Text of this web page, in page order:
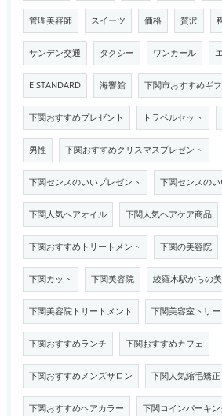
管理美容師 スイーツ 価格 贅沢
サンデン交通 タクシー ワンカール
E STANDARD 海響館 下関市おすすめギ
下関おすすめプレゼント トラベルセット
男性 下関おすすめクリスマスプレゼント
下関センスのいいプレゼント 下関センスのい
下関人気ヘアオイル 下関人気ヘアケア商品
下関おすすめトリートメント 下関の美容院
下関カット 下関美容院 綾羅木駅からの
下関美容院トリートメント 下関美容室トリー
下関おすすめランチ 下関おすすめカフェ
下関おすすめメンズサロン 下関人気縮毛矯正
下関おすすめヘアカラー 下関コインパーキ